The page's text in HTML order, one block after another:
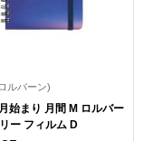
ルバーン)
始まり 月間 M ロルバー
ー フィルム D